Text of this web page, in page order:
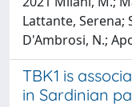
Lattante, Serena;
D'Ambrosi, N.;
TBK1 is
in Sardinian